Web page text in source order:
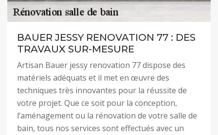
BAUER JESSY RENOVATION 77 : DES
TRAVAUX SUR-MESURE
Artisan Bauer jessy renovation 77 dispose des
matériels adéquats et il met en œuvre des
techniques très innovantes pour la réussite de
votre projet. Que ce soit pour la conception,
l’aménagement ou la rénovation de votre salle de
bain, tous nos services sont effectués avec un